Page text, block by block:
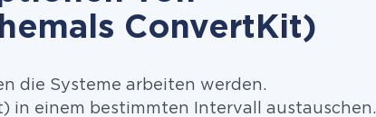
ConvertKit)
die Systeme arbeiten werden.
in einem bestimmten Intervall austauschen.